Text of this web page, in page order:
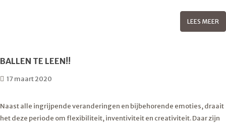
LEES MEER
BALLEN TE LEEN!!
17 maart 2020
Naast alle ingrijpende veranderingen en bijbehorende emoties, draait
het deze periode om flexibiliteit, inventiviteit en creativiteit. Daar zijn